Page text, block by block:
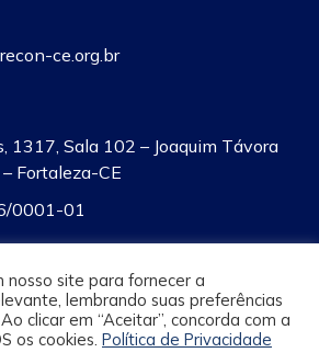
ce.org.br
1317, Sala 102 – Joaquim Távora
Fortaleza-CE
0001-01
nosso site para fornecer a
lembrando suas preferências
clicar em “Aceitar”, concorda com a
os cookies. Política de Privacidade